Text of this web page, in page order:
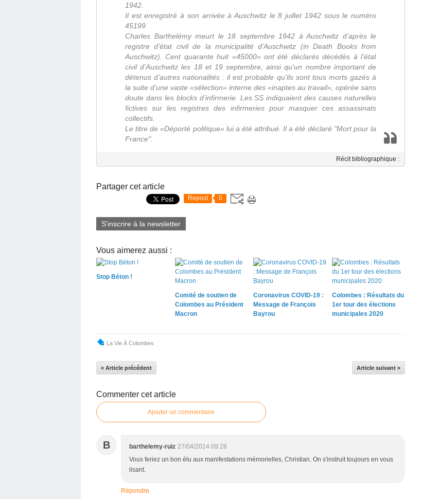
1942.
Il est enregistré à son arrivée à Auschwitz le 8 juillet 1942 sous le numéro
45199
Charles Barthelémy meurt le 18 septembre 1942 à Auschwitz d’après le
registre d’état civil de la municipalité d’Auschwitz (in Death Books from
Auschwitz). Cent quarante huit «45000» ont été déclarés décédés à l’état
civil d’Auschwitz les 18 et 19 septembre, ainsi qu’un nombre important de
détenus d’autres nationalités : il est probable qu’ils sont tous morts gazés à
la suite d’une vaste «sélection» interne des «inaptes au travail», opérée sans
doute dans les blocks d’infirmerie. Les SS indiquaient des causes naturelles
fictives sur les registres des infirmeries pour masquer ces assassinats
collectifs.
Le titre de «Déporté politique» lui a été attribué. Il a été déclaré "Mort pour la
France".
Récit bibliographique :
Partager cet article
Repost 0
S'inscrire à la newsletter
Vous aimerez aussi :
Stop Béton !
Comité de soutien de
Colombes au Président
Macron
Coronavirus COVID-19 :
Message de François
Bayrou
Colombes : Résultats du
1er tour des élections
municipales 2020
La Vie À Colombes
« Article précédent Article suivant »
Commenter cet article
Ajouter un commentaire
B barthelemy-ruiz 27/04/2014 09:28
Vous feriez un bon élu aux manifestations mémorielles, Christian. On s'instruit toujours en vous
lisant.
Répondre